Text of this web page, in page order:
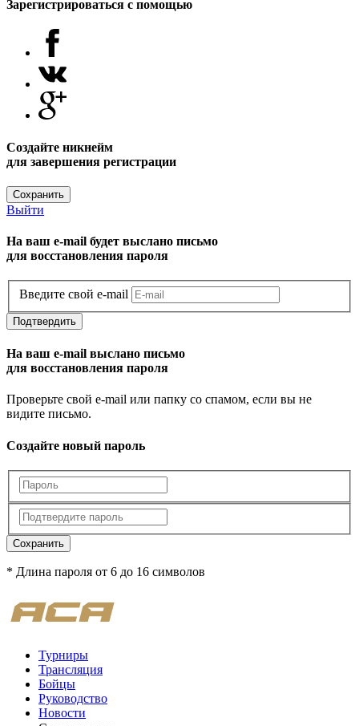
Зарегистрироваться с помощью
Создайте никнейм
для завершения регистрации
Сохранить
Выйти
На ваш e-mail будет выслано письмо
для восстановления пароля
Введите свой e-mail
Подтвердить
На ваш e-mail выслано письмо
для восстановления пароля
Проверьте свой e-mail или папку со спамом, если вы не
видите письмо.
Создайте новый пароль
Сохранить
* Длина пароля от 6 до 16 символов
Турниры
Трансляция
Бойцы
Руководство
Новости